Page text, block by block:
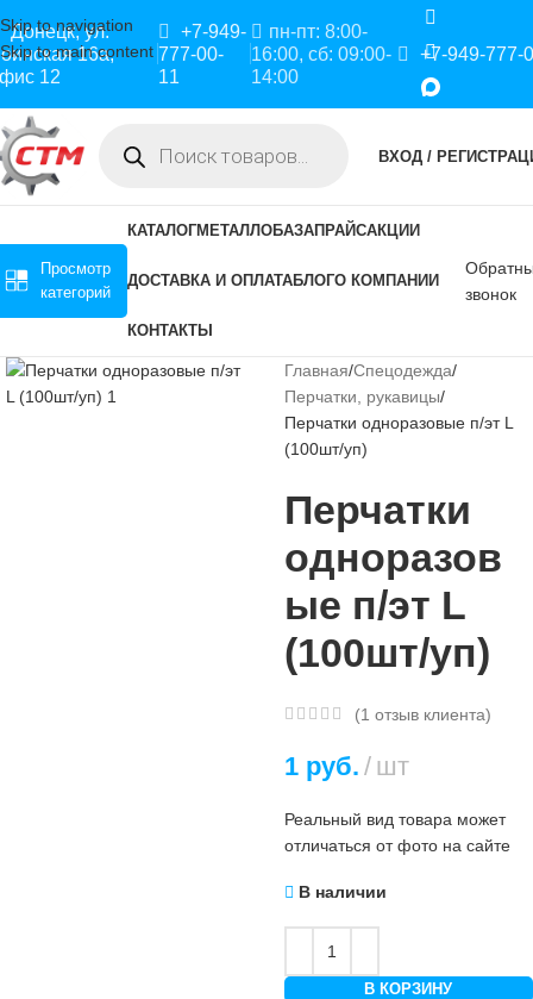
Skip to navigation
Skip to main content
Донецк, ул.
16а,
12
+7-949-
777-00-
11
пн-пт: 8:00-
16:00, сб: 09:00-
14:00
+7-949-777-
ВХОД /
Просмотр
категорий
КАТАЛОГМЕТАЛЛОБАЗАПРАЙСАКЦИИ
ДОСТАВКА И ОПЛАТАБЛОГО КОМПАНИИ
КОНТАКТЫ
звонок
Главная Спецодежда
Перчатки, рукавицы
Перчатки одноразовые п/эт L
(100шт/уп)
Перчатки
одноразов
ые п/эт L
(100шт/уп)
(1 отзыв клиента)
1руб. шт
Реальный вид товара может
отличаться от фото на сайте
В наличии
В КОРЗИНУ